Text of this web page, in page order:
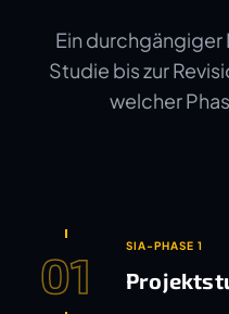
Ein durchgängiger
Studie bis zur
welcher
01 SIA-PHASE 1